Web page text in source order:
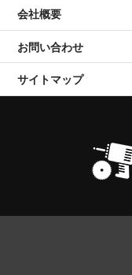
会社概要
お問い合わせ
サイトマップ